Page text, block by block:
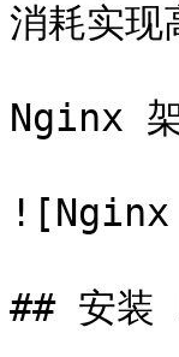
消耗实
Nginx 架
## 安装